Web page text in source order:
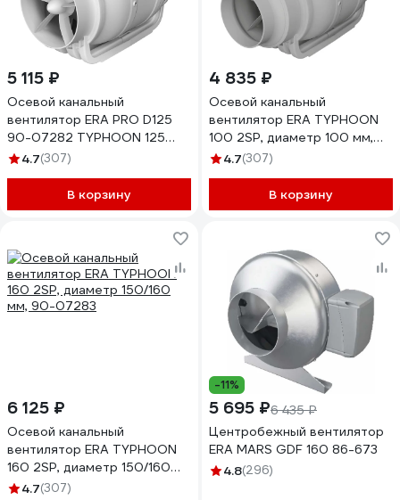
5 115 ₽
Осевой канальный
вентилятор ERA PRO D125
90-07282 TYPHOON 125
2SP4.7(307)
В корзину
4 835 ₽
Осевой канальный
вентилятор ERA TYPHOON
100 2SP, диаметр 100 мм,
90-07281
4.7(307)
В корзину
6 125 ₽
Осевой канальный
вентилятор ERA TYPHOON
160 2SP, диаметр 150/160
мм, 90-07283
4.7(307)
-11%
5 695 ₽6 435 ₽
Центробежный вентилятор
ERA MARS GDF 160 86-673
4.8(296)